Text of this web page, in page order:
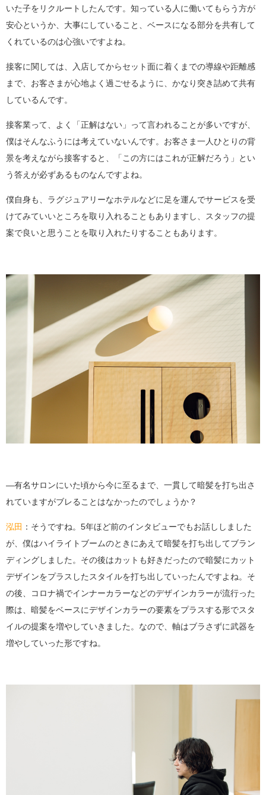
いた子をリクルートしたんです。知っている人に働いてもらう方が
安心というか、大事にしていること、ベースになる部分を共有して
くれているのは心強いですよね。
接客に関しては、入店してからセット面に着くまでの導線や距離感
まで、お客さまが心地よく過ごせるように、かなり突き詰めて共有
しているんです。
接客業って、よく「正解はない」って言われることが多いですが、
僕はそんなふうには考えていないんです。お客さま一人ひとりの背
景を考えながら接客すると、「この方にはこれが正解だろう」とい
う答えが必ずあるものなんですよね。
僕自身も、ラグジュアリーなホテルなどに足を運んでサービスを受
けてみていいところを取り入れることもありますし、スタッフの提
案で良いと思うことを取り入れたりすることもあります。
―有名サロンにいた頃から今に至るまで、一貫して暗髪を打ち出さ
れていますがブレることはなかったのでしょうか？
泓田 ：そうですね。5年ほど前のインタビューでもお話ししました
が、僕はハイライトブームのときにあえて暗髪を打ち出してブラン
ディングしました。その後はカットも好きだったので暗髪にカット
デザインをプラスしたスタイルを打ち出していったんですよね。そ
の後、コロナ禍でインナーカラーなどのデザインカラーが流行った
際は、暗髪をベースにデザインカラーの要素をプラスする形でスタ
イルの提案を増やしていきました。なので、軸はブラさずに武器を
増やしていった形ですね。